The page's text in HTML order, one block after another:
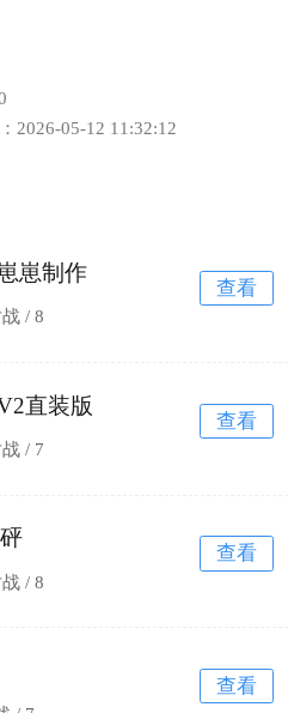
2026-05-12 11:32:12
崽制作
战 /8
查看
直装版
/ 7
查看
战 /8
查看
查看